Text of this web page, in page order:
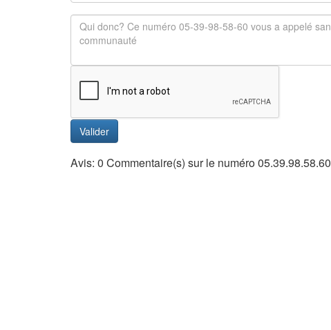
Valider
Avis: 0 Commentaire(s) sur le numéro 05.39.98.58.60